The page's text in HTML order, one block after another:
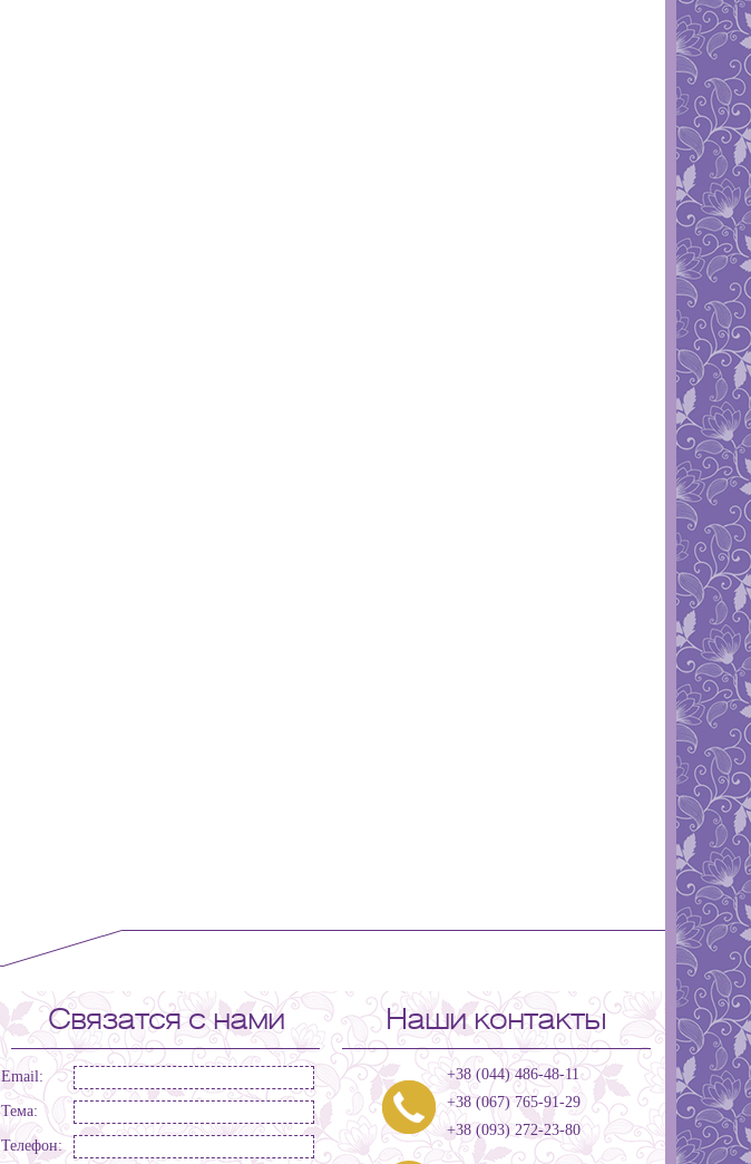
Связатся с нами
Email:
Тема:
Телефон:
Наши контакты
+38 (044) 486-48-11
+38 (067) 765-91-29
+38 (093) 272-23-80